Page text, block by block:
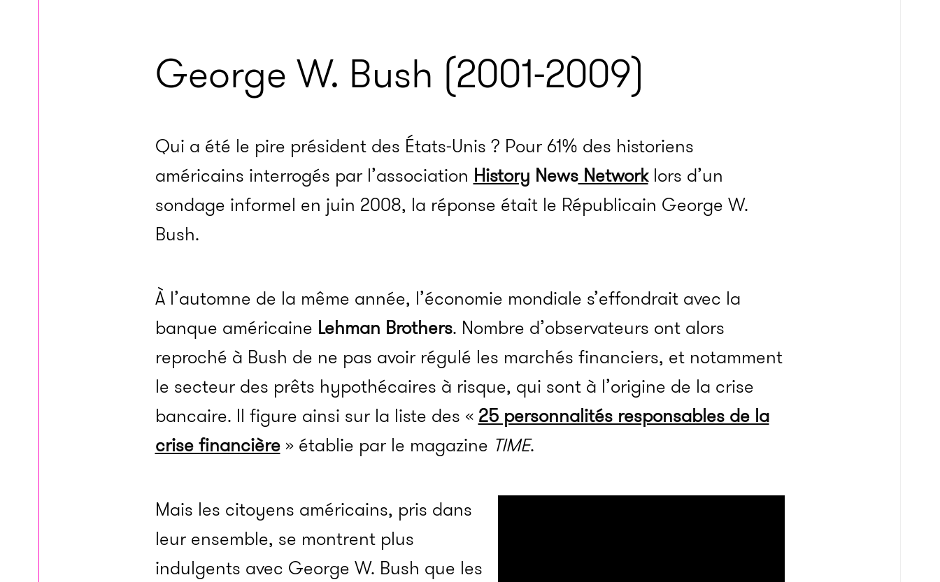
George W. Bush (2001-2009)
Qui a été le pire président des États-Unis ? Pour 61% des historiens
américains interrogés par l’association History NewsNetworklors d’un
sondage informel en juin 2008, la réponse était le Républicain George W.
Bush.
À l’automne de la même année, l’économie mondiale s’effondrait avec la
banque américaine Lehman Brothers. Nombre d’observateurs ont alors
reproché à Bush de ne pas avoir régulé les marchés financiers, et notamment
le secteur des prêts hypothécaires à risque, qui sont à l’origine de la crise
bancaire. Il figure ainsi sur la liste des « 25 personnalités responsables de la
crise financière» établie par le magazine TIME.
Mais les citoyens américains, pris dans
leur ensemble, se montrent plus
indulgents avec George W. Bush que les